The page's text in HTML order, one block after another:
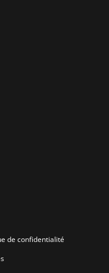
de confidentialité